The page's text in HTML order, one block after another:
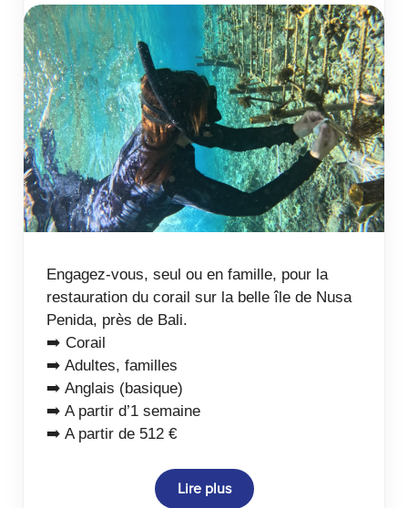
Engagez-vous, seul ou en famille, pour la
restauration du corail sur la belle île de Nusa
Penida, près de Bali.
➡️ Corail
➡️ Adultes, familles
➡️ Anglais (basique)
➡️ A partir d’1 semaine
➡️ A partir de 512 €
Lire plus